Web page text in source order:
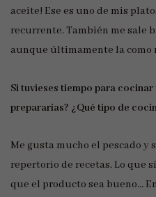
aceite! Ese es uno de mis
recurrente. También me sale
aunque últimamente la como
Si tuvieses tiempo para
prepararías? ¿Qué tipo de
Me gusta mucho el pescado
repertorio de recetas. Lo que
que el producto sea bueno…